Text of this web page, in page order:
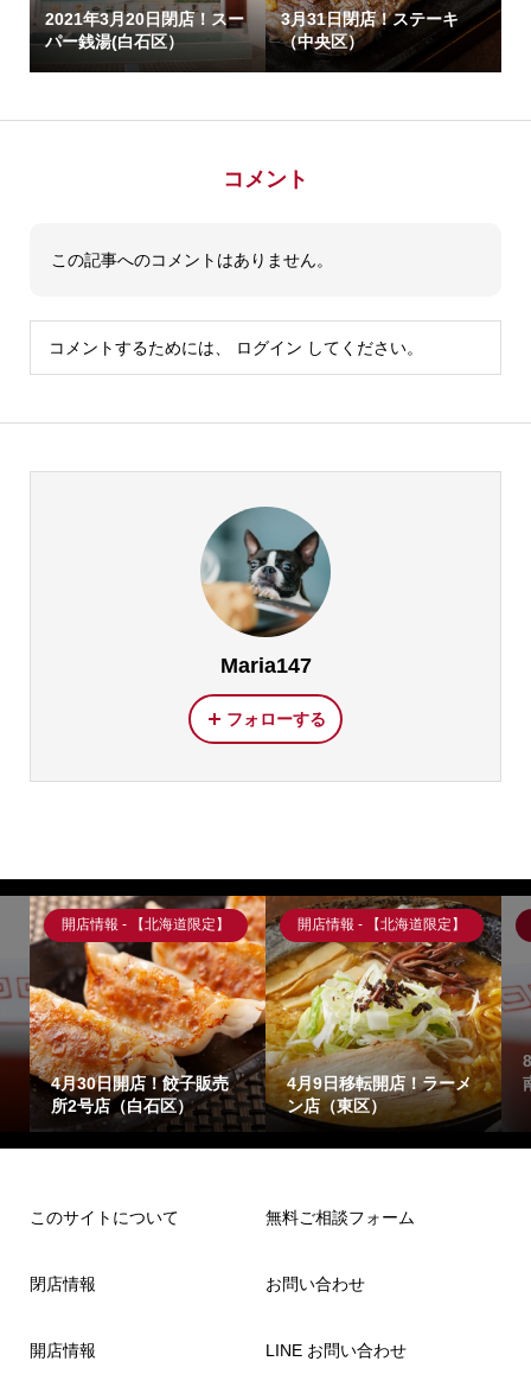
2021年3月20日閉店！スー
パー銭湯(白石区）
3月31日閉店！ステーキ
（中央区）
コメント
この記事へのコメントはありません。
コメントするためには、 ログイン してください。
Maria147
フォローする
開店情報 - 【北海道限定】
4月30日開店！餃子販売
所2号店（白石区）
開店情報 - 【北海道限定】
4月9日移転開店！ラーメ
ン店（東区）
このサイトについて
閉店情報
開店情報
無料ご相談フォーム
お問い合わせ
LINE お問い合わせ